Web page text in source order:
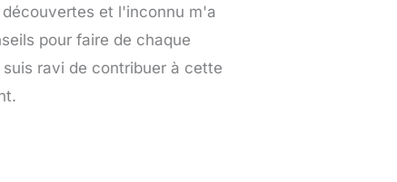
et l'inconnu m'a
pour faire de chaque
ravi de contribuer à cette